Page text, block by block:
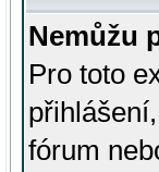
Nemůžu
Pro toto
fórum